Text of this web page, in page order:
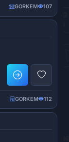
GORKEM 107
GORKEM 112